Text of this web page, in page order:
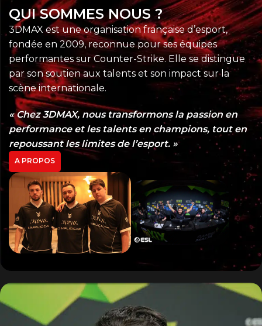
QUI SOMMES NOUS ?
3DMAX est une organisation française d’esport,
fondée en 2009, reconnue pour ses équipes
performantes sur Counter-Strike. Elle se distingue
par son soutien aux talents et son impact sur la
scène internationale.
« Chez 3DMAX, nous transformons la passion en
performance et les talents en champions, tout en
repoussant les limites de l’esport. »
A PROPOS